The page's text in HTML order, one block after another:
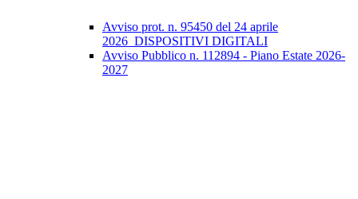
Avviso prot. n. 95450 del 24 aprile
2026_DISPOSITIVI DIGITALI
Avviso Pubblico n. 112894 - Piano Estate 2026-
2027